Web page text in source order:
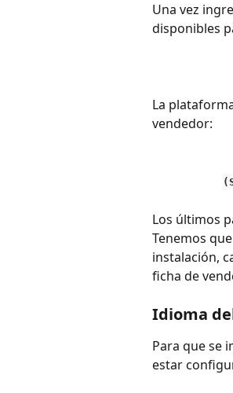
Una vez
disponibles
La
vendedor:
Los últimos
Tenemos
instalación,
ficha de
Idioma
Para que se
estar